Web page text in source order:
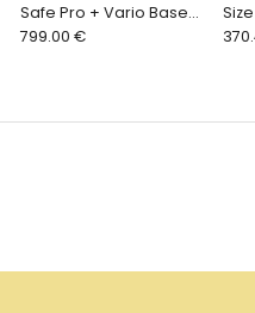
Safe Pro + Vario Base
5Z + autosedačka
799.00 €